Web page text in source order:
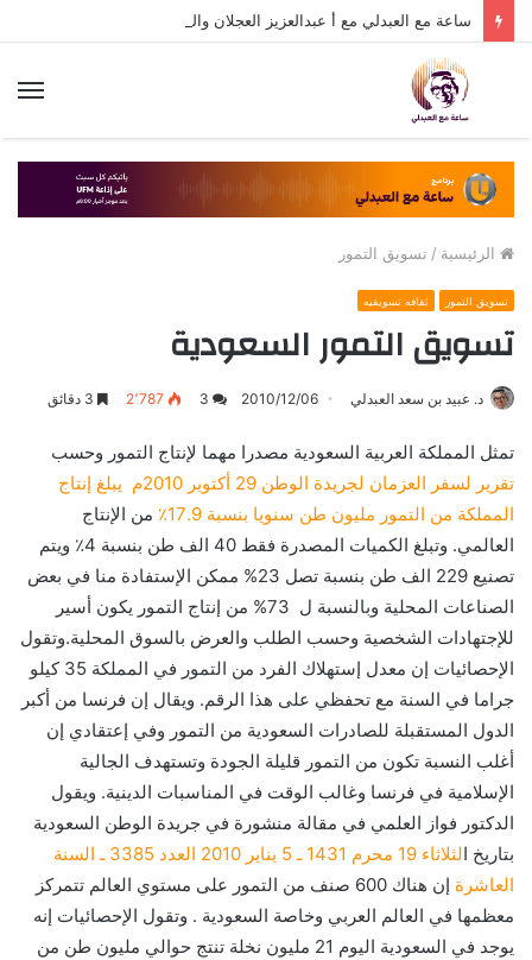
الرئيسية / تسويق التمور
تسويق التمور ثقافه تسويقيه
تسويق التمور السعودية
د. عبيد بن سعد العبدلي 2010/12/06
3 2٬787
تمثل المملكة العربية السعودية مصدرا مهما لإنتاج التمور وحسب
تقرير لسفر العزمان لجريدة الوطن 29 أكتوبر 2010م يبلغ إنتاج
المملكة من التمور مليون طن سنويا بنسبة 17.9٪
من الإنتاج
العالمي. وتبلغ الكميات المصدرة فقط 40 الف طن بنسبة 4٪ ويتم
تصنيع 229 الف طن بنسبة تصل 23% ممكن الإستفادة منا في بعض
الصناعات المحلية وبالنسبة ل 73% من إنتاج التمور يكون أسير
للإجتهادات الشخصية وحسب الطلب والعرض بالسوق المحلية.وتقول
الإحصائيات إن معدل إستهلاك الفرد من التمور في المملكة 35 كيلو
جراما في السنة مع تحفظي على هذا الرقم. ويقال إن فرنسا من أكبر
الدول المستقبلة للصادرات السعودية من التمور وفي إعتقادي إن
أغلب النسبة تكون من التمور قليلة الجودة وتستهدف الجالية
الإسلامية في فرنسا وغالب الوقت في المناسبات الدينية. ويقول
الدكتور فواز العلمي في مقالة منشورة في جريدة الوطن السعودية
بتاريخ ا
لثلاثاء 19 محرم 1431 ـ 5 يناير 2010 العدد 3385 ـ السنة
العاشرة
إن هناك 600 صنف من التمور على مستوي العالم تتمركز
معظمها في العالم العربي وخاصة السعودية . وتقول الإحصائيات إنه
يوجد في السعودية اليوم 21 مليون نخلة تنتج حوالي مليون طن من